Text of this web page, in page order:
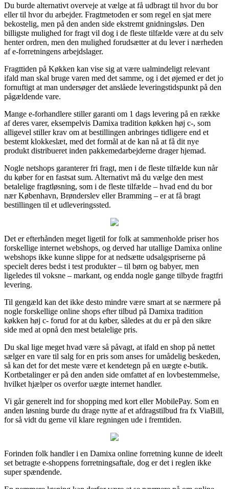
Du burde alternativt overveje at vælge at få udbragt til hvor du bor
eller til hvor du arbejder. Fragtmetoden er som regel en sjat mere
bekostelig, men på den anden side ekstremt gnidningsløs. Den
billigste mulighed for fragt vil dog i de fleste tilfælde være at du selv
henter ordren, men den mulighed forudsætter at du lever i nærheden
af e-forretningens arbejdslager.
Fragttiden på Køkken kan vise sig at være ualmindeligt relevant
ifald man skal bruge varen med det samme, og i det øjemed er det jo
fornuftigt at man undersøger det anslåede leveringstidspunkt på den
pågældende vare.
Mange e-forhandlere stiller garanti om 1 dags levering på en række
af deres varer, eksempelvis Damixa tradition køkken høj c-, som
alligevel stiller krav om at bestillingen anbringes tidligere end et
bestemt klokkeslæt, med det formål at de kan nå at få dit nye
produkt distribueret inden pakkemedarbejderne drager hjemad.
Nogle netshops garanterer fri fragt, men i de fleste tilfælde kun når
du køber for en fastsat sum. Alternativt må du vælge den mest
betalelige fragtløsning, som i de fleste tilfælde – hvad end du bor
nær København, Brønderslev eller Bramming – er at få bragt
bestillingen til et udleveringssted.
Det er efterhånden meget ligetil for folk at sammenholde priser hos
forskellige internet webshops, og derved har utallige Damixa online
webshops ikke kunne slippe for at nedsætte udsalgspriserne på
specielt deres bedst i test produkter – til børn og babyer, men
ligeledes til voksne – markant, og endda nogle gange tilbyde fragtfri
levering.
Til gengæld kan det ikke desto mindre være smart at se nærmere på
nogle forskellige online shops efter tilbud på Damixa tradition
køkken høj c- forud for at du køber, således at du er på den sikre
side med at opnå den mest betalelige pris.
Du skal lige meget hvad være så påvagt, at ifald en shop på nettet
sælger en vare til salg for en pris som anses for umådelig beskeden,
så kan det for det meste være et kendetegn på en uægte e-butik.
Kortbetalinger er på den anden side omfattet af en lovbestemmelse,
hvilket hjælper os overfor uægte internet handler.
Vi går generelt ind for shopping med kort eller MobilePay. Som en
anden løsning burde du drage nytte af et afdragstilbud fra fx ViaBill,
for så vidt du gerne vil klare regningen ude i fremtiden.
Forinden folk handler i en Damixa online forretning kunne de ideelt
set betragte e-shoppens forretningsaftale, dog er det i reglen ikke
super spændende.